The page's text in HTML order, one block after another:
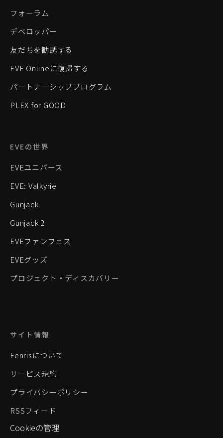
フォーラム
デベロッパー
友だちを勧誘する
EVE Onlineに復帰する
パートナーシッププログラム
PLEX for GOOD
EVEの世界
EVEユニバース
EVE: Valkyrie
Gunjack
Gunjack 2
EVEファンフェス
EVEグッズ
プロジェクト・ディスカバリー
サイト情報
Fenrisについて
サービス規約
プライバシーポリシー
RSSフィード
Cookieの管理